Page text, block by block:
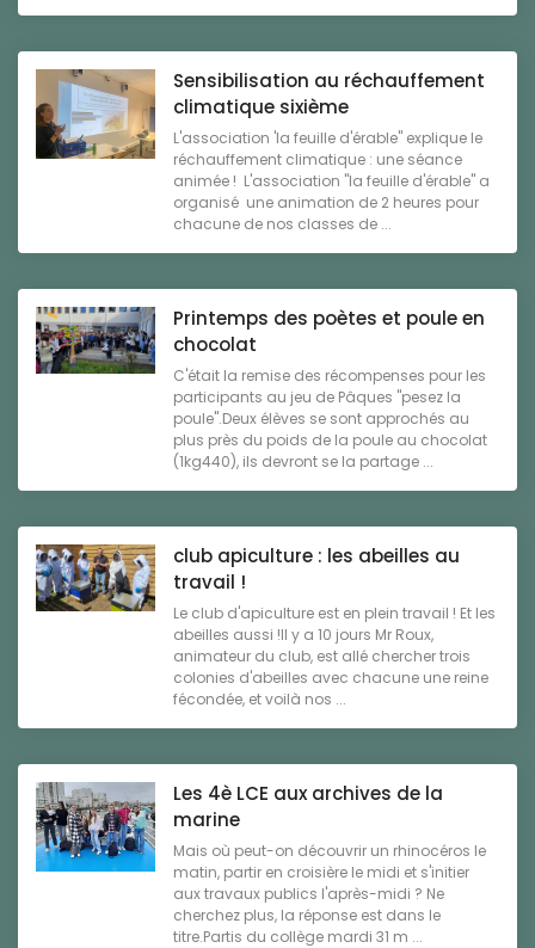
Sensibilisation au réchauffement
climatique sixième
L'association 'la feuille d'érable" explique le
réchauffement climatique : une séance
animée ! L'association "la feuille d'érable" a
organisé une animation de 2 heures pour
chacune de nos classes de ...
Printemps des poètes et poule en
chocolat
C'était la remise des récompenses pour les
participants au jeu de Pâques "pesez la
poule".Deux élèves se sont approchés au
plus près du poids de la poule au chocolat
(1kg440), ils devront se la partage ...
club apiculture : les abeilles au
travail !
Le club d'apiculture est en plein travail ! Et les
abeilles aussi !Il y a 10 jours Mr Roux,
animateur du club, est allé chercher trois
colonies d'abeilles avec chacune une reine
fécondée, et voilà nos ...
Les 4è LCE aux archives de la
marine
Mais où peut-on découvrir un rhinocéros le
matin, partir en croisière le midi et s'initier
aux travaux publics l'après-midi ? Ne
cherchez plus, la réponse est dans le
titre.Partis du collège mardi 31 m ...